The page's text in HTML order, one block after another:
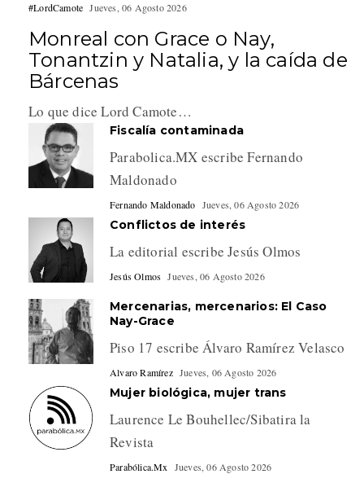
#LordCamote Jueves, 06 Agosto 2026
Monreal con Grace o Nay,
Tonantzin y Natalia, y la caída de
Bárcenas
Lo que dice Lord Camote…
Fiscalía contaminada
Parabolica.MX escribe Fernando
Maldonado
Fernando Maldonado Jueves, 06 Agosto 2026
Conflictos de interés
La editorial escribe Jesús Olmos
Jesús Olmos Jueves, 06 Agosto 2026
Mercenarias, mercenarios: El Caso
Nay-Grace
Piso 17 escribe Álvaro Ramírez Velasco
Alvaro Ramírez Jueves, 06 Agosto 2026
Mujer biológica, mujer trans
Laurence Le Bouhellec/Sibatira la
Revista
Parabólica.Mx Jueves, 06 Agosto 2026